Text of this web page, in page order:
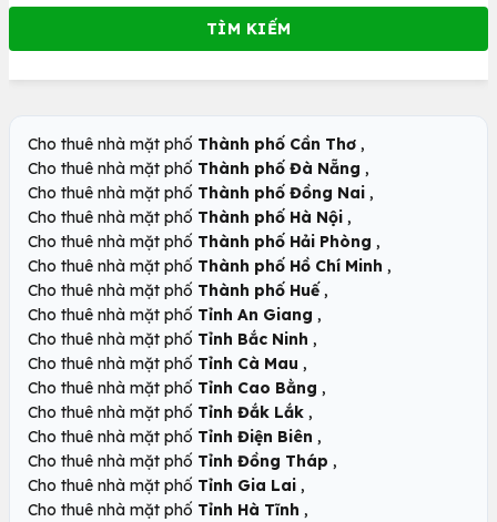
Cho thuê nhà mặt phố Thành phố Cần Thơ ,
Cho thuê nhà mặt phố Thành phố Đà Nẵng ,
Cho thuê nhà mặt phố Thành phố Đồng Nai ,
Cho thuê nhà mặt phố Thành phố Hà Nội ,
Cho thuê nhà mặt phố Thành phố Hải Phòng ,
Cho thuê nhà mặt phố Thành phố Hồ Chí Minh ,
Cho thuê nhà mặt phố Thành phố Huế ,
Cho thuê nhà mặt phố Tỉnh An Giang ,
Cho thuê nhà mặt phố Tỉnh Bắc Ninh ,
Cho thuê nhà mặt phố Tỉnh Cà Mau ,
Cho thuê nhà mặt phố Tỉnh Cao Bằng ,
Cho thuê nhà mặt phố Tỉnh Đắk Lắk ,
Cho thuê nhà mặt phố Tỉnh Điện Biên ,
Cho thuê nhà mặt phố Tỉnh Đồng Tháp ,
Cho thuê nhà mặt phố Tỉnh Gia Lai ,
Cho thuê nhà mặt phố Tỉnh Hà Tĩnh ,